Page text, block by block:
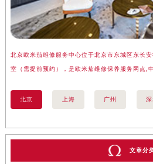
北京欧米茄维修服务中心位于北京市东城区东长
室（需提前预约），是欧米茄维修保养服务网点,
北京 上海 广州 深
文章分